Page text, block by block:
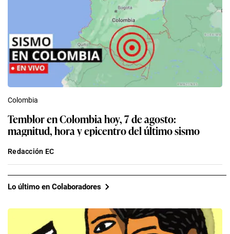
Colombia
Temblor en Colombia hoy, 7 de agosto:
magnitud, hora y epicentro del último sismo
Redacción EC
Lo último en Colaboradores